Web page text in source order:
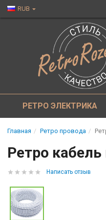
RUB
РЕТРО ЭЛЕКТРИКА
Главная Ретро провода
Ретро
Написать отзыв